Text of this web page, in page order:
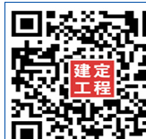
日光灯 [采购中]
光源灯具 [采购中]
铝扣版 [采购中]
消防水泵接合器 [采购中]
防雷接地 [采购中]
工控电器 [采购中]